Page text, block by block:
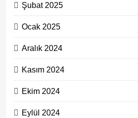
Şubat 2025
Ocak 2025
Aralık 2024
Kasım 2024
Ekim 2024
Eylül 2024